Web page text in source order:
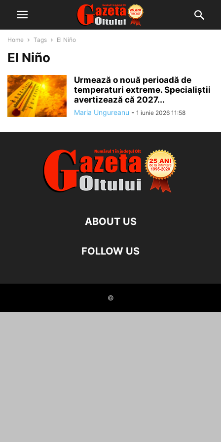
Home Tags El Niño
El Niño
Urmează o nouă perioadă de
temperaturi extreme. Specialiștii
avertizează că 2027...
Maria Ungureanu - 1 iunie 2026 11:58
ABOUT US
FOLLOW US
©